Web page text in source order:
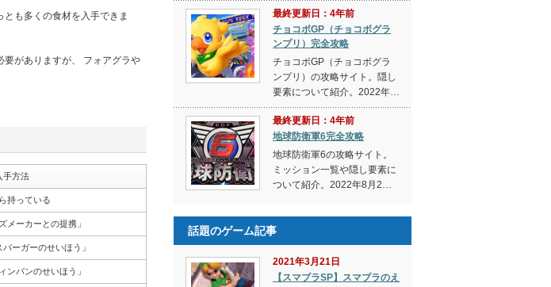
も多くの食材を入手できま
がありますが、 フォアグラや
手方法
持っている
メーカーとの提携」
ーガーのせいほう」
ンパンのせいほう」
最終更新日：4年前
チョコボGP（チョコボグラ
ンプリ）完全攻略
チョコボGP（チョコボグラ
ンプリ）の攻略サイト。隠し
要素について紹介。2022年…
最終更新日：4年前
地球防衛軍6完全攻略
地球防衛軍6の攻略サイト。
ミッション一覧や隠し要素に
ついて紹介。2022年8月2…
話題のゲーム記事
2021年3月21日
【スマブラSP】スマブラのえ